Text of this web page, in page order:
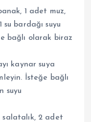
1 adet muz,
su bardağı suyu
bağlı olarak biraz
kaynar suya
İsteğe bağlı
suyu
2 adet